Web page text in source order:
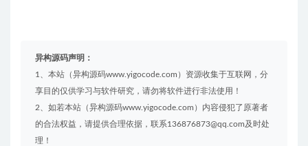
异构源码声明：
1、本站（异构源码www.yigocode.com）资源收集于互联网，分
享目的仅供学习与软件研究，请勿将软件进行非法使用！
2、如若本站（异构源码www.yigocode.com）内容侵犯了原著者
的合法权益，请提供合理依据，联系136876873@qq.com及时处
理！